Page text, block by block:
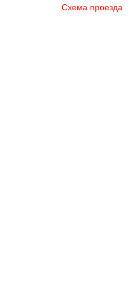
Схема проезда